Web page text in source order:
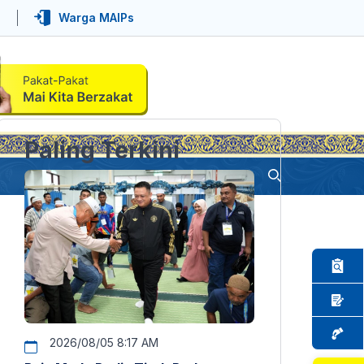
Warga MAIPs
Paling Terkini
2026/08/05 8:17 AM